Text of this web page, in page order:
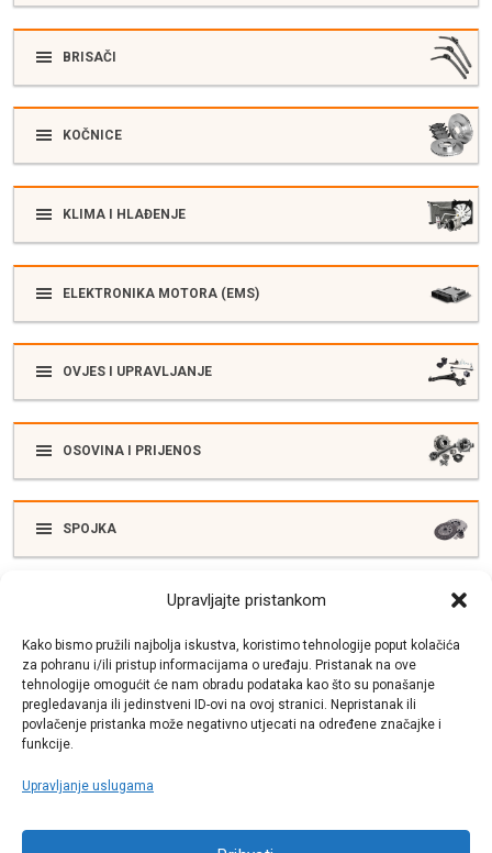
Upravljajte pristankom
Kako bismo pružili najbolja iskustva, koristimo tehnologije poput kolačića
za pohranu i/ili pristup informacijama o uređaju. Pristanak na ove
tehnologije omogućit će nam obradu podataka kao što su ponašanje
pregledavanja ili jedinstveni ID-ovi na ovoj stranici. Nepristanak ili
povlačenje pristanka može negativno utjecati na određene značajke i
funkcije.
Upravljanje uslugama
BRISAČI
KOČNICE
KLIMA I HLAĐENJE
ELEKTRONIKA MOTORA (EMS)
OVJES I UPRAVLJANJE
OSOVINA I PRIJENOS
SPOJKA
SUSTAV ISPUŠNIH PLINOVA
+38513030300